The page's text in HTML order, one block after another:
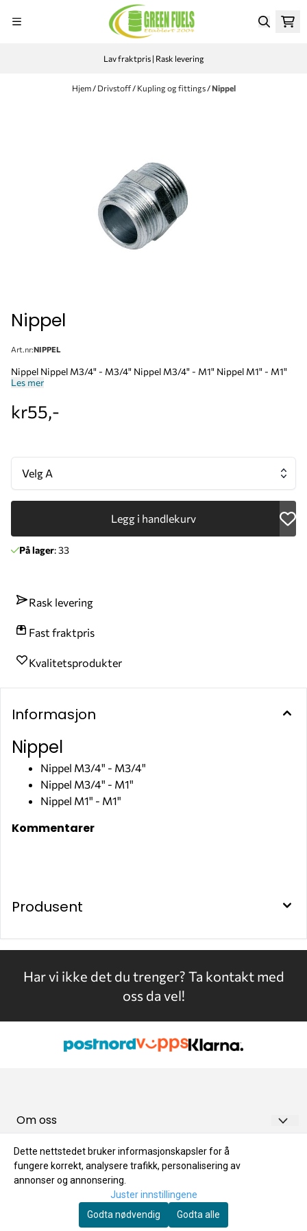
Lav fraktpris | Rask levering
Hjem / Drivstoff / Kupling og fittings /Nippel
Nippel
Art.nr:NIPPEL
Nippel Nippel M3/4" - M3/4" Nippel M3/4" - M1" Nippel M1" - M1"
Les mer
kr55,-
Velg A
Legg i handlekurv
På lager: 33
Rask levering
Fast fraktpris
Kvalitetsprodukter
Informasjon
Nippel
Nippel M3/4" - M3/4"
Nippel M3/4" - M1"
Nippel M1" - M1"
Kommentarer
Produsent
Har vi ikke det du trenger? Ta kontakt med
oss da vel!
Om oss
GREEN FUELS AS
Ringsakervegen 631
Org. nr. NO 987 756 233 MVA
Meny
Frakt og levering
Kundeservice
Registrer deg for å motta nyheter og tilbud!
Dette nettstedet bruker informasjonskapsler for å
fungere korrekt, analysere trafikk, personalisering av
annonser og annonsering.
Juster innstillingene
Godta nødvendig
Godta alle